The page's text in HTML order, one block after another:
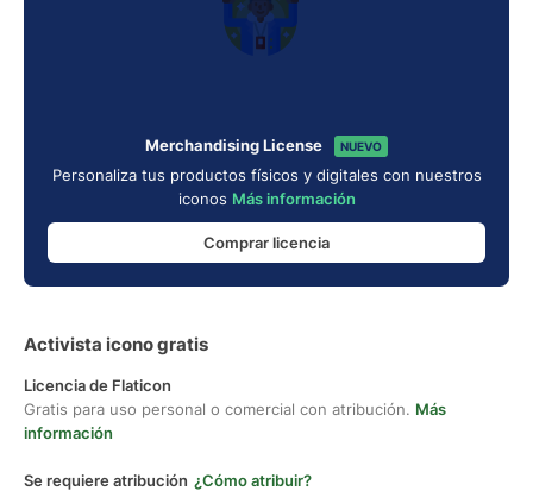
Merchandising License NUEVO
Personaliza tus productos físicos y digitales con nuestros
iconos Más información
Comprar licencia
Activista icono gratis
Licencia de Flaticon
Gratis para uso personal o comercial con atribución. Más
información
Se requiere atribución ¿Cómo atribuir?